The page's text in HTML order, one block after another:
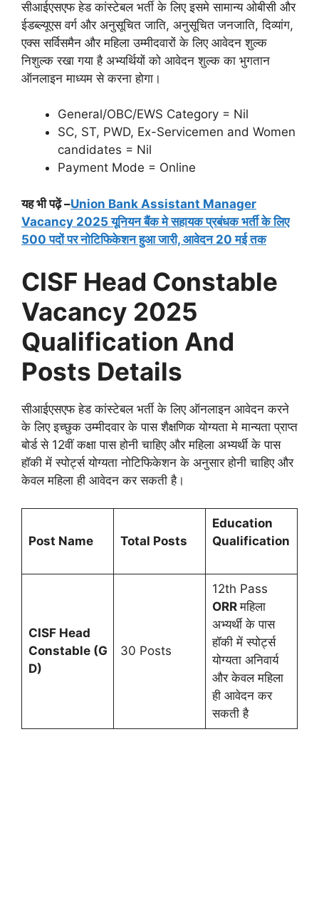
सीआईएसएफ हेड कांस्टेबल भर्ती के लिए इसमे सामान्य ओबीसी और
ईडब्ल्यूएस वर्ग और अनुसूचित जाति, अनुसूचित जनजाति, दिव्यांग,
एक्स सर्विसमैन और महिला उम्मीदवारों के लिए आवेदन शुल्क
निशुल्क रखा गया है अभ्यर्थियों को आवेदन शुल्क का भुगतान
ऑनलाइन माध्यम से करना होगा।
General/OBC/EWS Category = Nil
SC, ST, PWD, Ex-Servicemen and Women
candidates = Nil
Payment Mode = Online
यह भी पढ़ें –Union Bank Assistant Manager
Vacancy 2025 यूनियन बैंक मे सहायक प्रबंधक भर्ती के लिए
500 पदों पर नोटिफिकेशन हुआ जारी, आवेदन 20 मई तक
CISF Head Constable
Vacancy 2025
Qualification And
Posts Details
सीआईएसएफ हेड कांस्टेबल भर्ती के लिए ऑनलाइन आवेदन करने
के लिए इच्छुक उम्मीदवार के पास शैक्षणिक योग्यता मे मान्यता प्राप्त
बोर्ड से 12वीं कक्षा पास होनी चाहिए और महिला अभ्यर्थी के पास
हॉकी में स्पोर्ट्स योग्यता नोटिफिकेशन के अनुसार होनी चाहिए और
केवल महिला ही आवेदन कर सकती है।
Post Name Total Posts
Education
Qualification
CISF Head
Constable (G
D)
30 Posts
12th Pass
ORRमहिला
अभ्यर्थी के पास
हॉकी में स्पोर्ट्स
योग्यता अनिवार्य
और केवल महिला
ही आवेदन कर
सकती है